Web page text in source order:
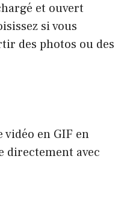
et ouvert
si vous
des photos ou des
vidéo en GIF en
directement avec